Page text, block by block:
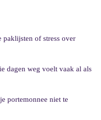
paklijsten of stress over
dagen weg voelt vaak al als
portemonnee niet te